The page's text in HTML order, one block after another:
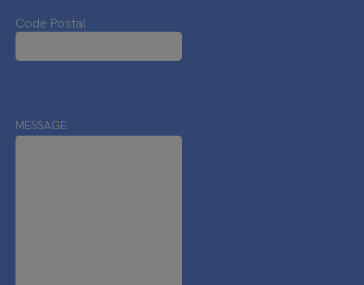
Code Postal
MESSAGE